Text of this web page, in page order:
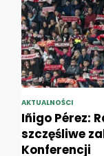
AKTUALNOŚCI
Iñigo Pérez:
szczęśliwe
Konferencji